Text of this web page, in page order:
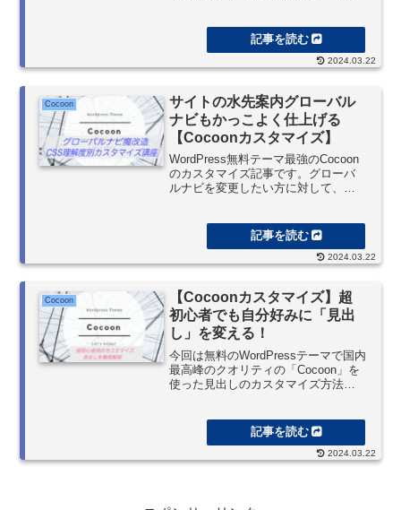
一感のあるサイトを作成することが
できます。マテリアルデザインとフ
ラットデザインの特徴、メリット/デ
2024.03.22
Cocoon
サイトの水先案内グローバル
ナビもかっこよく仕上げる
【Cocoonカスタマイズ】
WordPress無料テーマ最強のCocoon
のカスタマイズ記事です。グローバ
ルナビを変更したい方に対して、
要のものからアニメーションを駆使
して魔改造する上級編までありま
す。CSSコードのコピペで使用でき
インしてもOKです！
2024.03.22
Cocoon
【Cocoonカスタマイズ】超
初心者でも自分好みに「見出
し」を変える！
今回は無料のWordPressテーマで国内
最高峰のクオリティの「Cocoon」を
使った見出しのカスタマイズ方法
できない状態の初心者の方でも、き
っと自由にカスタマイズできるくら
いのわかりやすさを目指したつもり
2024.03.22